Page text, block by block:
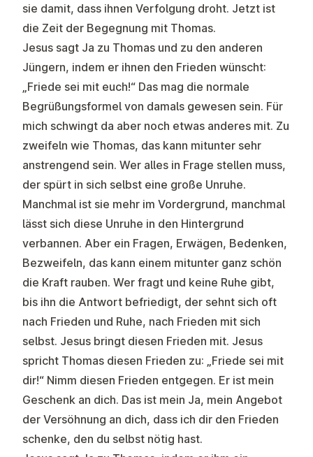
sie damit, dass ihnen Verfolgung droht. Jetzt ist
die Zeit der Begegnung mit Thomas.
Jesus sagt Ja zu Thomas und zu den anderen
Jüngern, indem er ihnen den Frieden wünscht:
„Friede sei mit euch!“ Das mag die normale
Begrüßungsformel von damals gewesen sein. Für
mich schwingt da aber noch etwas anderes mit. Zu
zweifeln wie Thomas, das kann mitunter sehr
anstrengend sein. Wer alles in Frage stellen muss,
der spürt in sich selbst eine große Unruhe.
Manchmal ist sie mehr im Vordergrund, manchmal
lässt sich diese Unruhe in den Hintergrund
verbannen. Aber ein Fragen, Erwägen, Bedenken,
Bezweifeln, das kann einem mitunter ganz schön
die Kraft rauben. Wer fragt und keine Ruhe gibt,
bis ihn die Antwort befriedigt, der sehnt sich oft
nach Frieden und Ruhe, nach Frieden mit sich
selbst. Jesus bringt diesen Frieden mit. Jesus
spricht Thomas diesen Frieden zu: „Friede sei mit
dir!“ Nimm diesen Frieden entgegen. Er ist mein
Geschenk an dich. Das ist mein Ja, mein Angebot
der Versöhnung an dich, dass ich dir den Frieden
schenke, den du selbst nötig hast.